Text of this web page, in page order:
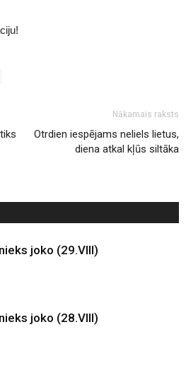
Nākamais raksts
Otrdien iespējams neliels lietus,
diena atkal kļūs siltāka
joko (29.VIII)
joko (28.VIII)